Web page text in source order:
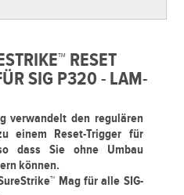
RESET
SIG P320 - LAM-
verwandelt den regulären
einem Reset-Trigger für
dass Sie ohne Umbau
können.
Mag für alle SIG-